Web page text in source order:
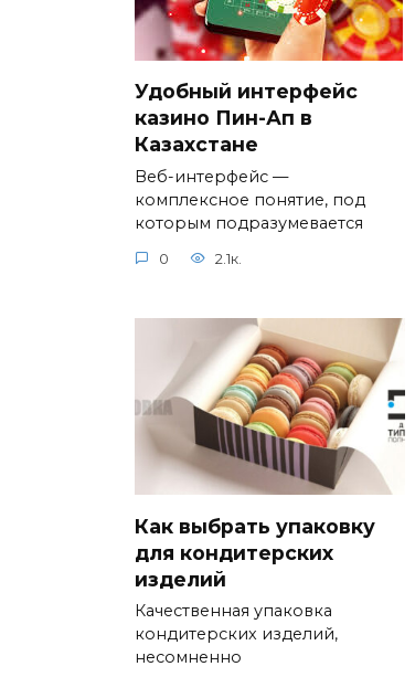
Удобный интерфейс
казино Пин-Ап в
Казахстане
Веб-интерфейс —
комплексное понятие, под
которым подразумевается
0 2.1к.
Как выбрать упаковку
для кондитерских
изделий
Качественная упаковка
кондитерских изделий,
несомненно